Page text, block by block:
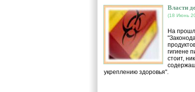
Власти
(18 Июнь
На
гигиене
стоит,
укреплению здоровья".